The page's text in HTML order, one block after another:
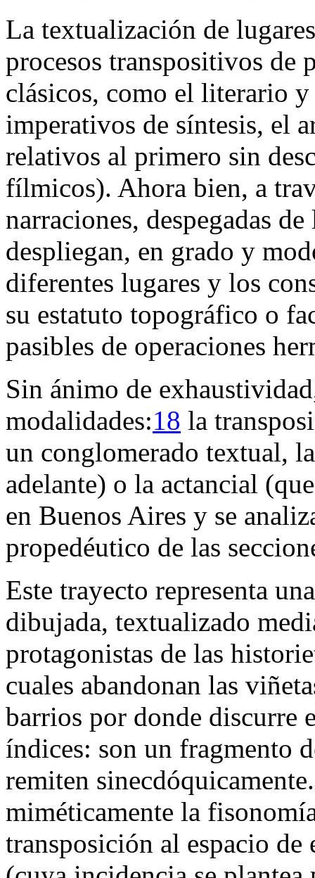
La textualización de
procesos transpositivos de
clásicos, como el literario
imperativos de síntesis, el
relativos al primero sin
fílmicos). Ahora bien, a
narraciones, despegadas
despliegan, en grado y
diferentes lugares y los
su estatuto topográfico o
pasibles de operaciones
Sin ánimo de
modalidades:18 la
un conglomerado textual,
adelante) o la actancial
en Buenos Aires y se
propedéutico de las
Este trayecto representa
dibujada, textualizado
protagonistas de las
cuales abandonan las
barrios por donde discurre
índices: son un fragmento
remiten
miméticamente la
transposición al espacio de